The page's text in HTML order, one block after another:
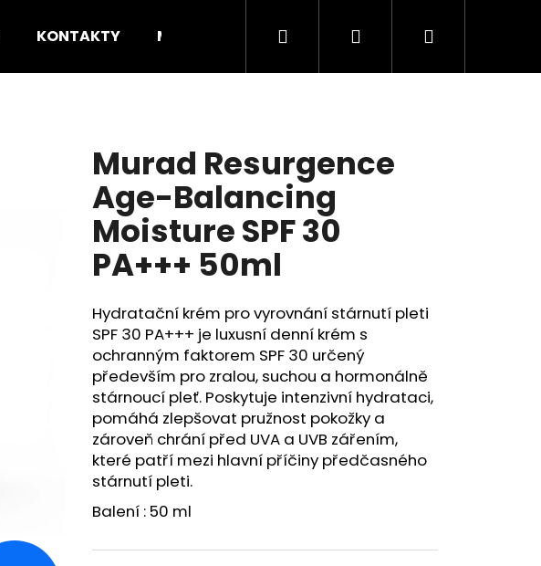
KONTAKTY Moje objednávka RADY A INSPIRACE
Hledat PřihlášeníNákupní
Murad Resurgence
Age-Balancing
Moisture SPF 30
PA+++ 50ml
Hydratační krém pro vyrovnání stárnutí pleti
SPF 30 PA+++ je luxusní denní krém s
ochranným faktorem SPF 30 určený
především pro zralou, suchou a hormonálně
stárnoucí pleť. Poskytuje intenzivní hydrataci,
pomáhá zlepšovat pružnost pokožky a
zároveň chrání před UVA a UVB zářením,
které patří mezi hlavní příčiny předčasného
stárnutí pleti.
Balení : 50 ml
Následující